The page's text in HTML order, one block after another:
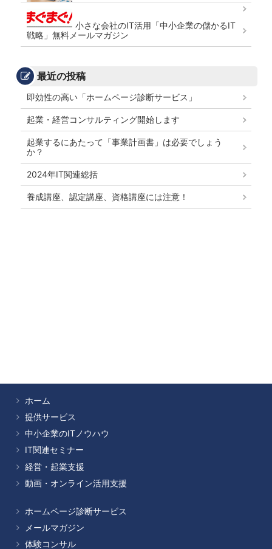
小さな会社のIT活用「中小企業の儲かるIT
戦略」無料メールマガジン
最近の投稿
即効性の高い「ホームページ診断サービス」
起業・経営コンサルティング開始します
起業するにあたって「事業計画書」は必要でしょう
か？
2024年IT関連総括
養成講座、認定講座、資格講座には注意！
ホーム
提供サービス
中小企業のITノウハウ
IT関連セミナー
経営・起業支援
動画・オンライン活用支援
ホームページ診断サービス
メールマガジン
体験コンサル